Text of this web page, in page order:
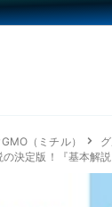
（ミチル）
の決定版！『基本解